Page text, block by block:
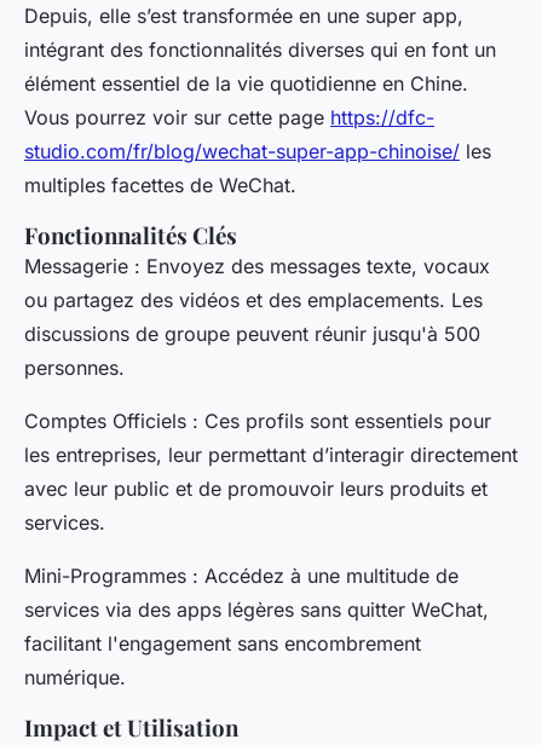
Depuis, elle s’est transformée en une super app,
intégrant des fonctionnalités diverses qui en font un
élément essentiel de la vie quotidienne en Chine.
Vous pourrez voir sur cette page https://dfc-
studio.com/fr/blog/wechat-super-app-chinoise/ les
multiples facettes de WeChat.
Fonctionnalités Clés
Messagerie : Envoyez des messages texte, vocaux
ou partagez des vidéos et des emplacements. Les
discussions de groupe peuvent réunir jusqu'à 500
personnes.
Comptes Officiels : Ces profils sont essentiels pour
les entreprises, leur permettant d’interagir directement
avec leur public et de promouvoir leurs produits et
services.
Mini-Programmes : Accédez à une multitude de
services via des apps légères sans quitter WeChat,
facilitant l'engagement sans encombrement
numérique.
Impact et Utilisation